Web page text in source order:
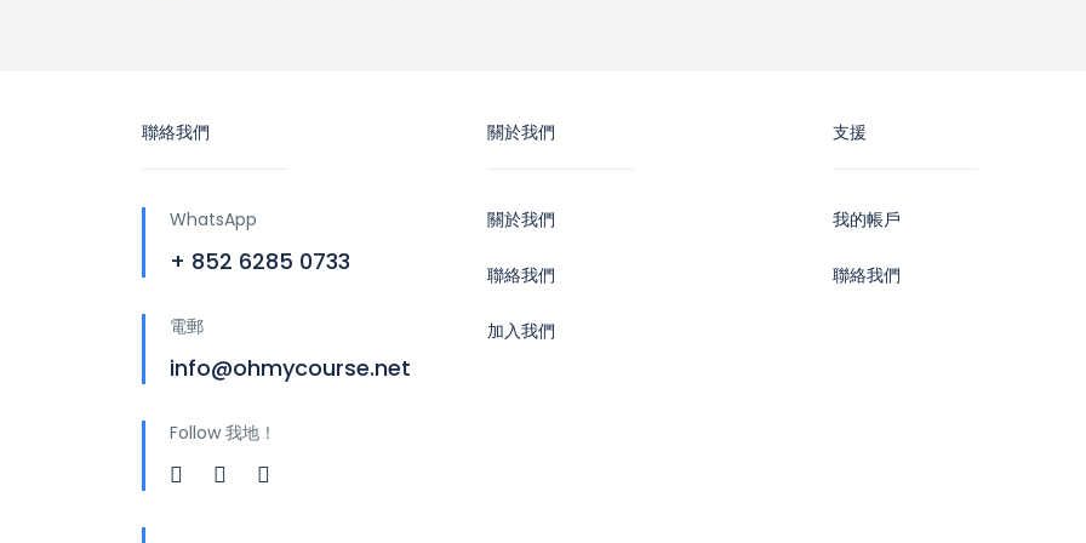
聯絡我們
WhatsApp
+ 852 6285 0733
電郵
info@ohmycourse.net
Follow 我地！
關於我們
關於我們
聯絡我們
加入我們
支援
我的帳戶
聯絡我們